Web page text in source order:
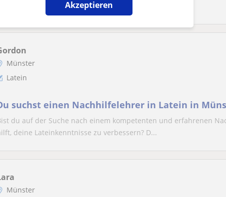
Akzeptieren
erfahrene Lehrerin mit einem abgeschlossene...
Münster
Latein
suchst einen Nachhilfelehrer in Latein in
du auf der Suche nach einem kompetenten und erfahrenen
deine Lateinkenntnisse zu verbessern? D...
Münster